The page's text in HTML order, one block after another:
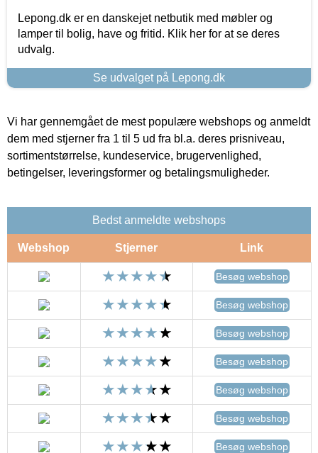
Lepong.dk er en danskejet netbutik med møbler og
lamper til bolig, have og fritid. Klik her for at se deres
udvalg.
Se udvalget på Lepong.dk
Vi har gennemgået de mest populære webshops og anmeldt
dem med stjerner fra 1 til 5 ud fra bl.a. deres prisniveau,
sortimentstørrelse, kundeservice, brugervenlighed,
betingelser, leveringsformer og betalingsmuligheder.
Bedst anmeldte webshops
Webshop Stjerner Link
Besøg webshop
Besøg webshop
Besøg webshop
Besøg webshop
Besøg webshop
Besøg webshop
Besøg webshop